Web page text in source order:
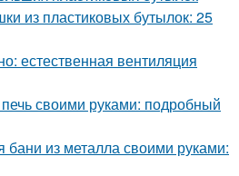
из пластиковых бутылок: 25
естественная вентиляция
своими руками: подробный
бани из металла своими руками: